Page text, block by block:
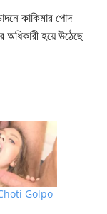
কাকিমার পোদ
হয়ে উঠেছে
Golpo